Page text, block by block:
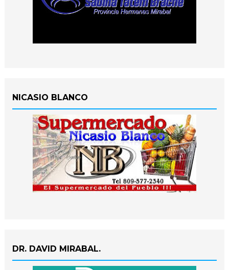
NICASIO BLANCO
DR. DAVID MIRABAL.